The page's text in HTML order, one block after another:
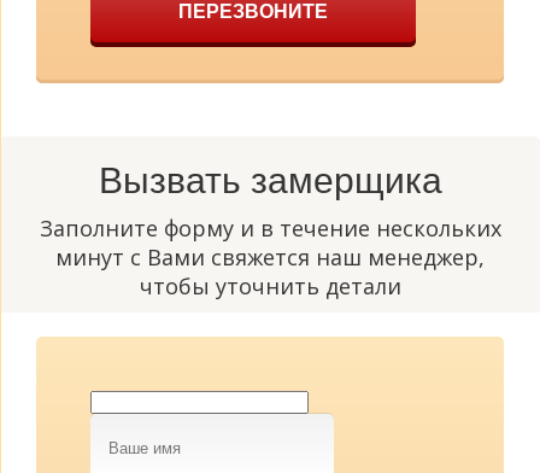
ПЕРЕЗВОНИТЕ
Вызвать замерщика
Заполните форму и в течение нескольких
минут с Вами свяжется наш менеджер,
чтобы уточнить детали
Ваше
имя